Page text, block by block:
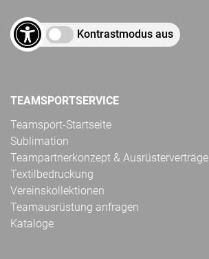
Kontrastmodus aus
TEAMSPORTSERVICE
Teamsport-Startseite
Sublimation
Teampartnerkonzept & Ausrüsterverträge
Textilbedruckung
Vereinskollektionen
Teamausrüstung anfragen
Kataloge